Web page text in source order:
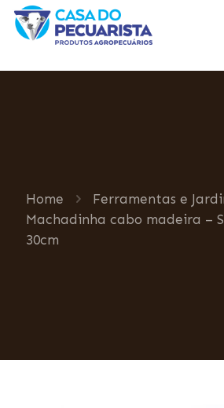
Home
Ferramentas e
Machadinha cabo madeira –
30cm